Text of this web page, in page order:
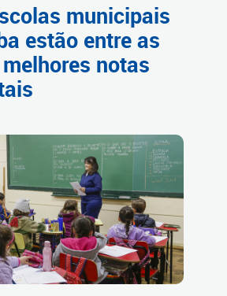
municipais
estão entre as
notas